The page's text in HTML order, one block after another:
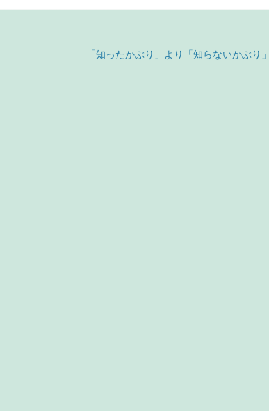
「知ったかぶり」より「知らないかぶり」